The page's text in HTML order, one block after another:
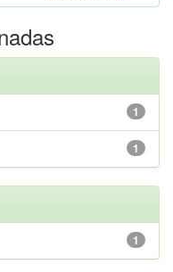
1
1
1